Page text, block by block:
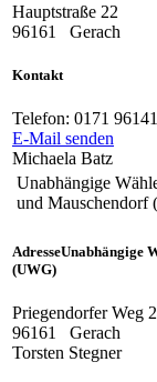
Hauptstraße 22
96161
Gerach
Kontakt
Telefon: 0171
E-Mail senden
Michaela Batz
Unabhängige
und Mauschendorf
AdresseUnabhängige
(UWG)
Priegendorfer Weg
96161
Gerach
Torsten Stegner